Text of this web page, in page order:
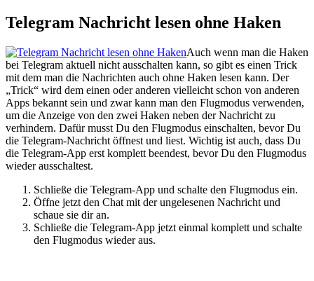
Telegram Nachricht lesen ohne Haken
Auch wenn man die Haken
bei Telegram aktuell nicht ausschalten kann, so gibt es einen Trick
mit dem man die Nachrichten auch ohne Haken lesen kann. Der
„Trick“ wird dem einen oder anderen vielleicht schon von anderen
Apps bekannt sein und zwar kann man den Flugmodus verwenden,
um die Anzeige von den zwei Haken neben der Nachricht zu
verhindern. Dafür musst Du den Flugmodus einschalten, bevor Du
die Telegram-Nachricht öffnest und liest. Wichtig ist auch, dass Du
die Telegram-App erst komplett beendest, bevor Du den Flugmodus
wieder ausschaltest.
Schließe die Telegram-App und schalte den Flugmodus ein.
Öffne jetzt den Chat mit der ungelesenen Nachricht und
schaue sie dir an.
Schließe die Telegram-App jetzt einmal komplett und schalte
den Flugmodus wieder aus.